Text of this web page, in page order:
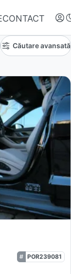
CONTACT
te
favorite
Căutare avansată
POR239081